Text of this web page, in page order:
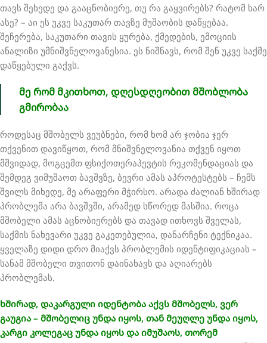
თავს შეხედე და გააცნობიერე, თუ რა გაყვირებს? რატომ ხარ
ასე? – აი ეს უკვე საკუთარ თავზე მუშაობის დაწყებაა.
შეჩერება, საკუთარი თავის ყურება, ქმედების, ემოციის
ანალიზი უმნიშვნელოვანესია. ეს ნიშნავს, რომ შენ უკვე საქმე
დაწყებული გაქვს.
მე რომ მკითხოთ, დღესდღეობით მშობლობა
გმირობაა
როდესაც მშობელს ვეუბნები, რომ ხომ არ ჯობია ჯერ
თქვენით დავიწყოთ, რომ მნიშვნელოვანია თქვენ იყოთ
მშვიდად, მოგცემთ ფსიქოთერაპევტის რეკომენდაციას და
შემდეგ ვიმუშაოთ ბავშვზე, ბევრი ამას აპროტესტებს – ჩემს
შვილს მიხედე, მე არაფერი მჭირსო. არადა ძალიან ხშირად
პრობლემა არა ბავშვში, არამედ სწორედ მასშია. როცა
მშობელი ამას აცნობიერებს და თავად ითხოვს შველას,
საქმის ნახევარი უკვე გაკეთებულია, დანარჩენი ტექნიკაა.
ყველაზე დიდი დრო მიაქვს პრობლემის იდენტიფიკაციას –
სანამ მშობელი თვითონ დაინახავს და აღიარებს
პრობლემას.
ხშირად, დაკარგული იდენტობა აქვს მშობელს, ვერ
გაუგია – მშობელიც უნდა იყოს, თან მეუღლე უნდა იყოს,
კარგი კოლეგაც უნდა იყოს და იმუშაოს, თორემ